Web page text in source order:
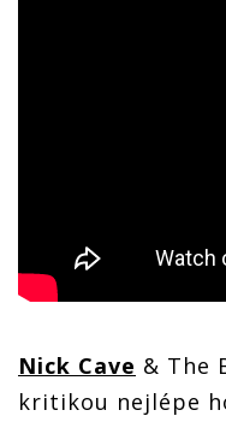
Nick Cave & The
kritikou nejlépe